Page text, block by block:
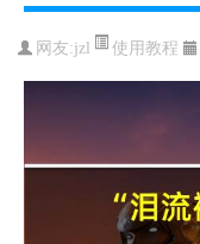
网友:jzl 使用教程